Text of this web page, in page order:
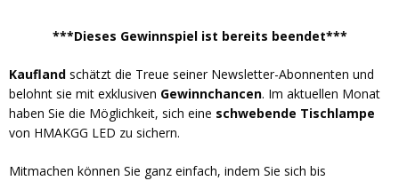
***Dieses Gewinnspiel ist bereits beendet***
Kaufland schätzt die Treue seiner Newsletter-Abonnenten und
belohnt sie mit exklusiven Gewinnchancen. Im aktuellen Monat
haben Sie die Möglichkeit, sich eine schwebende Tischlampe
von HMAKGG LED zu sichern.
Mitmachen können Sie ganz einfach, indem Sie sich bis